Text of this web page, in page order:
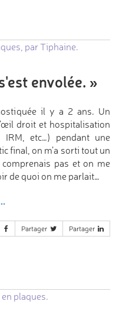
par Tiphaine.
envolée. »
il y a 2 ans. Un
droit et hospitalisation
IRM, etc…) pendant une
final, on m’a sorti tout un
pas et on me
de quoi on me parlait…
Partager Partager
plaques.